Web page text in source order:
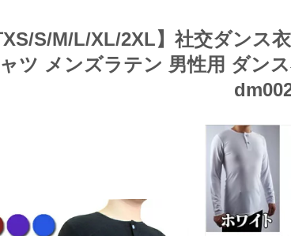
XS/S/M/L/XL/2XL】社交ダン
ツ メンズラテン 男性用 ダン